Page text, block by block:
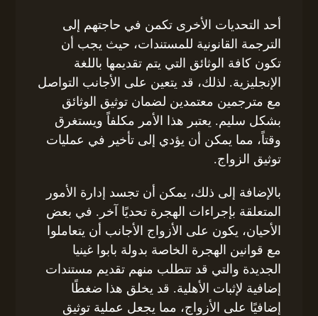
أحد التحديات الأخرى تكمن في حاجتهم إلى
الترجمة القانونية للمستندات، حيث يجب أن
تكون كافة الوثائق التي يتم تقديمها باللغة
الإنجليزية. لذلك، قد يتعين على الأجانب التواصل
مع مترجمين معتمدين لضمان توثيق الوثائق
بشكل سليم. يعتبر هذا الأمر مكلفاً ويستغرق
وقتاً، مما يمكن أن يؤدي إلى تأخير في عمليات
توثيق الزواج.
بالإضافة إلى ذلك، يمكن أن تجسد إدارة الأمور
المتعلقة بإجراءات الهجرة تحديًا آخر. في بعض
الأحيان، يكون على الأزواج الأجانب أن يتعاملوا
مع قوانين الهجرة الخاصة بدولة بابوا غينيا
الجديدة والتي قد تتطلب منهم تقديم مستندات
إضافية لإثبات الأهلية. قد يخلق هذا ضغطًا
إضافيًا على الأزواج، مما يجعل عملية توثيق